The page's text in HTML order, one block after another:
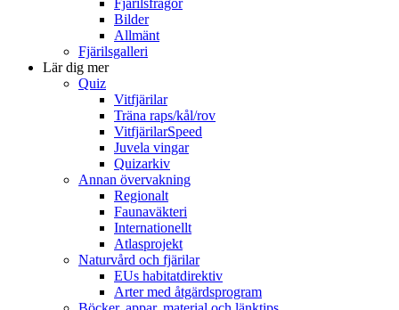
Bilder
Allmänt
Fjärilsgalleri
Lär dig mer
Quiz
Vitfjärilar
Träna raps/kål/rov
VitfjärilarSpeed
Juvela vingar
Quizarkiv
Annan övervakning
Regionalt
Faunaväkteri
Internationellt
Atlasprojekt
Naturvård och fjärilar
EUs habitatdirektiv
Arter med åtgärdsprogram